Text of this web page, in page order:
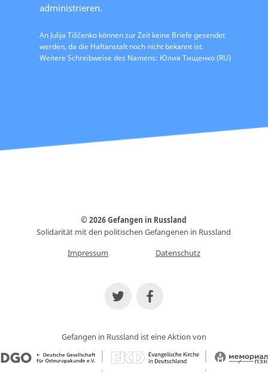
administrieren.
An Julija Tiščenko können zur Zeit keine Briefe gesendet
werden, da die Haftanstalt noch nicht bekannt ist.
Weitere Schreibweise des Namens: Юлия Тищенко (RU)
© 2026 Gefangen in Russland
Solidarität mit den politischen Gefangenen in Russland
Impressum
Datenschutz
Gefangen in Russland ist eine Aktion von